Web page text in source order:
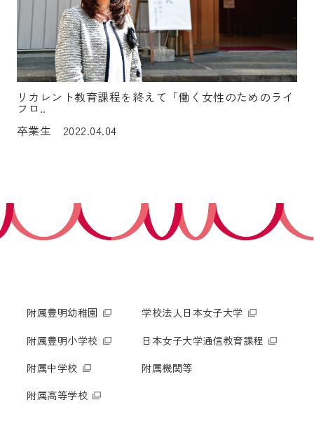
リカレント教育課程を終えて「働く女性のためのライ
フロ..
卒業生 2022.04.04
附属豊明幼稚園
附属豊明小学校
附属中学校
附属高等学校
学校法人日本女子大学
日本女子大学通信教育課程
附属機関等